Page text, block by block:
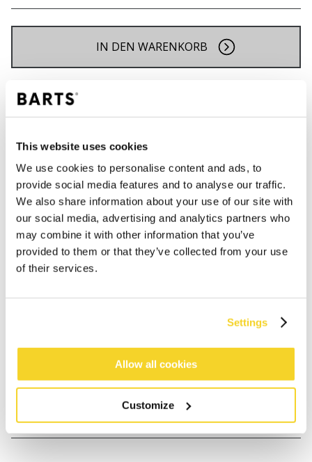
This website uses cookies
We use cookies to personalise content and ads, to
provide social media features and to analyse our traffic.
We also share information about your use of our site with
our social media, advertising and analytics partners who
may combine it with other information that you’ve
provided to them or that they’ve collected from your use
of their services.
Settings
Allow all cookies
Customize
IN DEN WARENKORB
Bestellungen, die vor 12 Uhr MEZ (Montag bis
Freitag) bei uns eingehen, werden noch am selben
Kostenlose Lieferung für Bestellungen über 50€
30 Tage Rückgaberecht
BESCHREIBUNG
Bombermütze für Damen
Farbe Natural: weiches Teddyfellimitat
gebunden werden
Perfekt kombinierbar mit Fur Mitts und Teddy Mitts